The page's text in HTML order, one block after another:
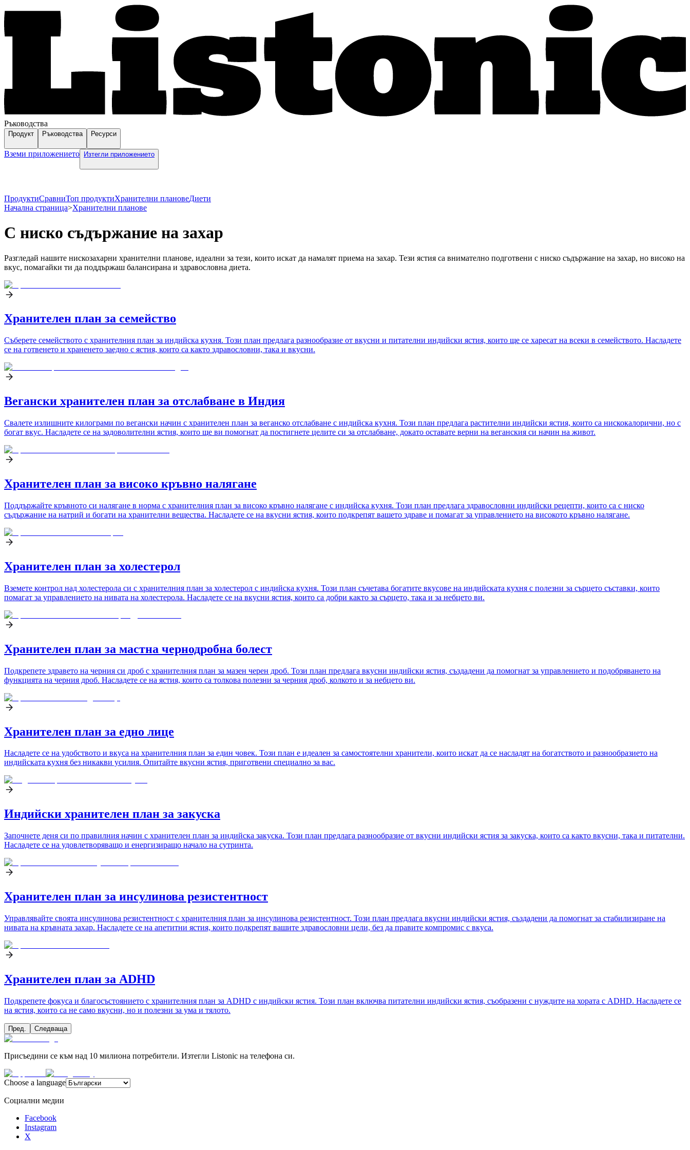
Ръководства
Продукт Ръководства Ресурси
Вземи приложението Изтегли приложението
ПродуктиСравниТоп продуктиХранителни плановеДиети
Начална страница>Хранителни планове
С ниско съдържание на захар
Разгледай нашите нискозахарни хранителни планове, идеални за тези, които искат да намалят приема на захар. Тези ястия са внимателно подготвени с ниско съдържание на захар, но високо на
вкус, помагайки ти да поддържаш балансирана и здравословна диета.
Хранителен план за семейство
Съберете семейството с хранителния план за индийска кухня. Този план предлага разнообразие от вкусни и питателни индийски ястия, които ще се харесат на всеки в семейството. Насладете
се на готвенето и храненето заедно с ястия, които са както здравословни, така и вкусни.
Вегански хранителен план за отслабване в Индия
Свалете излишните килограми по вегански начин с хранителен план за веганско отслабване с индийска кухня. Този план предлага растителни индийски ястия, които са нискокалорични, но с
богат вкус. Насладете се на задоволителни ястия, които ще ви помогнат да постигнете целите си за отслабване, докато оставате верни на веганския си начин на живот.
Хранителен план за високо кръвно налягане
Поддържайте кръвното си налягане в норма с хранителния план за високо кръвно налягане с индийска кухня. Този план предлага здравословни индийски рецепти, които са с ниско
съдържание на натрий и богати на хранителни вещества. Насладете се на вкусни ястия, които подкрепят вашето здраве и помагат за управлението на високото кръвно налягане.
Хранителен план за холестерол
Вземете контрол над холестерола си с хранителния план за холестерол с индийска кухня. Този план съчетава богатите вкусове на индийската кухня с полезни за сърцето съставки, които
помагат за управлението на нивата на холестерола. Насладете се на вкусни ястия, които са добри както за сърцето, така и за небцето ви.
Хранителен план за мастна чернодробна болест
Подкрепете здравето на черния си дроб с хранителния план за мазен черен дроб. Този план предлага вкусни индийски ястия, създадени да помогнат за управлението и подобряването на
функцията на черния дроб. Насладете се на ястия, които са толкова полезни за черния дроб, колкото и за небцето ви.
Хранителен план за едно лице
Насладете се на удобството и вкуса на хранителния план за един човек. Този план е идеален за самостоятелни хранители, които искат да се насладят на богатството и разнообразието на
индийската кухня без никакви усилия. Опитайте вкусни ястия, приготвени специално за вас.
Индийски хранителен план за закуска
Започнете деня си по правилния начин с хранителен план за индийска закуска. Този план предлага разнообразие от вкусни индийски ястия за закуска, които са както вкусни, така и питателни.
Насладете се на удовлетворяващо и енергизиращо начало на сутринта.
Хранителен план за инсулинова резистентност
Управлявайте своята инсулинова резистентност с хранителния план за инсулинова резистентност. Този план предлага вкусни индийски ястия, създадени да помогнат за стабилизиране на
нивата на кръвната захар. Насладете се на апетитни ястия, които подкрепят вашите здравословни цели, без да правите компромис с вкуса.
Хранителен план за ADHD
Подкрепете фокуса и благосъстоянието с хранителния план за ADHD с индийски ястия. Този план включва питателни индийски ястия, съобразени с нуждите на хората с ADHD. Насладете се
на ястия, които са не само вкусни, но и полезни за ума и тялото.
Пред. Следваща
Присъедини се към над 10 милиона потребители. Изтегли Listonic на телефона си.
Choose a language
Социални медии
Facebook
Instagram
X